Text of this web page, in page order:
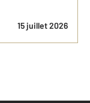
15 juillet 2026